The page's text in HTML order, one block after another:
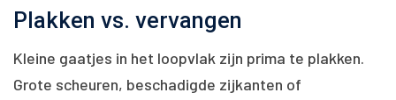
Plakken vs. vervangen
Kleine gaatjes in het loopvlak zijn prima te plakken.
Grote scheuren, beschadigde zijkanten of